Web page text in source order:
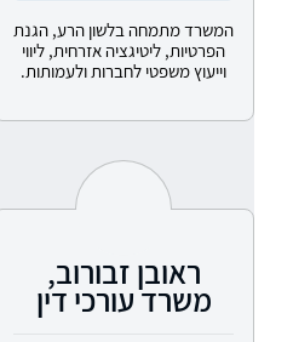
המשרד מתמחה בלשון הרע, הגנת
הפרטיות, ליטיגציה אזרחית, ליווי
וייעוץ משפטי לחברות ולעמותות.
ראובן זבורוב,
משרד עורכי דין